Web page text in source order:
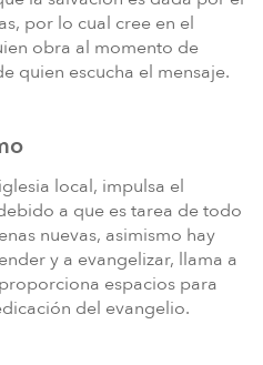
por lo cual cree en el
obra al momento de
quien escucha el mensaje.
local, impulsa el
a que es tarea de todo
nuevas, asimismo hay
y a evangelizar, llama a
espacios para
del evangelio.